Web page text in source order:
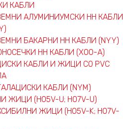
КАБЛИ
АЛУМИНИУМСКИ НН КАБЛИ
БАКАРНИ НН КАБЛИ (NYY)
НН КАБЛИ (X00-A)
КАБЛИ И ЖИЦИ СО PVC
КАБЛИ (NYM)
ЖИЦИ (H05V-U; H07V-U)
ЖИЦИ (H05V-K; H07V-